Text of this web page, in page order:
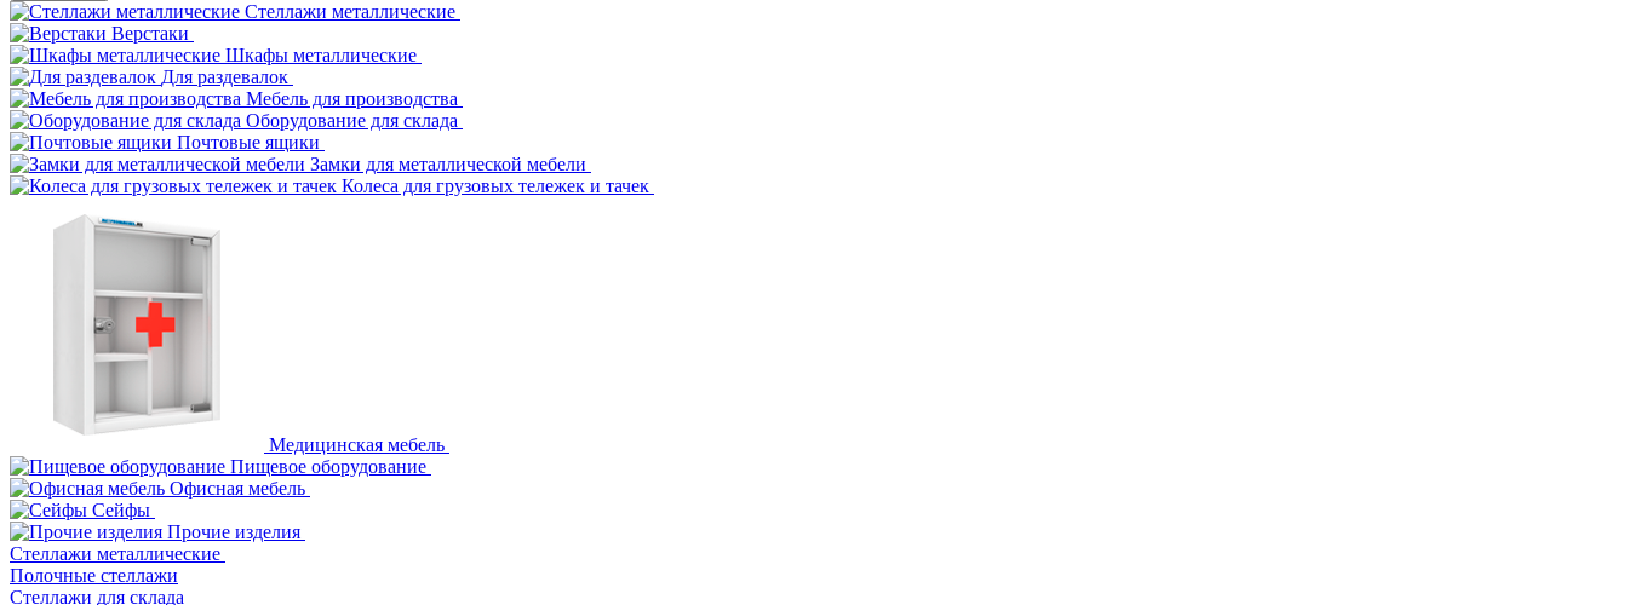
Стеллажи металлические
Верстаки
Шкафы металлические
Для раздевалок
Мебель для производства
Оборудование для склада
Почтовые ящики
Замки для металлической мебели
Колеса для грузовых тележек и тачек
Медицинская мебель
Пищевое оборудование
Офисная мебель
Сейфы
Прочие изделия
Стеллажи металлические
Полочные стеллажи
Стеллажи для склада